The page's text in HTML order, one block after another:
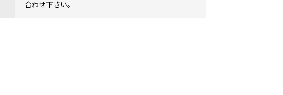
合わせ下さい。